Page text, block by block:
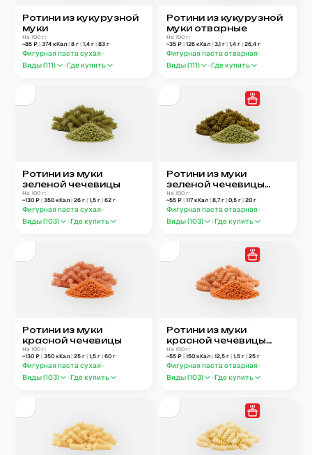
Ротини из кукурузной
муки
На 100 г:
~85 ₽| 374 кКал| 8 г| 1,4 г| 83 г
Фигурная паста сухая
Виды (111) Где купить
Ротини из кукурузной
муки отварные
На 100 г:
~35 ₽ | 126 кКал | 3,1 г | 1,4 г | 26,4 г
Фигурная паста отварная
Виды (111) Где купить
Ротини из муки
зеленой чечевицы
На 100 г:
~130 ₽| 350 кКал| 26 г| 1,5 г| 62 г
Фигурная паста сухая
Виды (103) Где купить
Ротини из муки
зеленой чечевицы
отварные
На 100 г:
~55 ₽ | 117кКал | 8,7г | 0,5 г | 20 г
Фигурная паста отварная
Виды (103) Где купить
Ротини из муки
красной чечевицы
На 100 г:
~130 ₽| 350 кКал| 25 г| 1,5 г| 60 г
Фигурная паста сухая
Виды (103) Где купить
Ротини из муки
красной чечевицы
отварные
На 100 г:
~55 ₽ | 150 кКал | 12,5 г | 1,5 г | 25 г
Фигурная паста отварная
Виды (103) Где купить